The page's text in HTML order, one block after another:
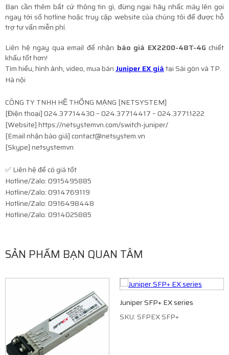
Bạn cần thêm bất cứ thông tin gì, đừng ngại hãy nhấc máy lên gọi
ngay tới số hotline hoặc truy cập website của chúng tôi để được hỗ
trợ tư vấn miễn phí.
Liên hệ ngay qua email để nhận báo giá EX2200-48T-4G chiết
khấu tốt hơn!
Tìm hiểu, hình ảnh, video, mua bán Juniper EX giátại Sài gòn và TP.
Hà nội
CÔNG TY TNHH HỆ THỐNG MẠNG [NETSYSTEM]
[Điện thoại] 024.37714430 – 024.37714417 – 024.37711222
[Website] https://netsystemvn.com/switch-juniper/
[Email nhận báo giá] contact@netsystem.vn
[Skype] netsystemvn
✅ Liên hệ để có giá tốt
Hotline/Zalo: 0915495885
Hotline/Zalo: 0914769119
Hotline/Zalo: 0916498448
Hotline/Zalo: 0914025885
SẢN PHẨM BẠN QUAN TÂM
Juniper SFP+ EX series
SKU: SFPEX SFP+